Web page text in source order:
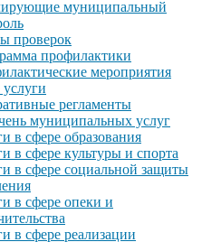
муниципальный
проверок
профилактики
мероприятия
регламенты
муниципальных услуг
в сфере образования
в сфере культуры и спорта
в сфере социальной защиты
в сфере опеки и
в сфере реализации